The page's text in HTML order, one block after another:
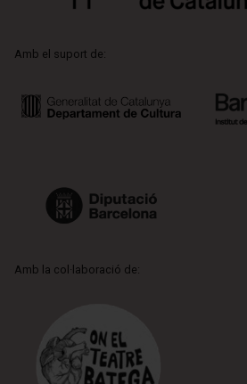
Amb el suport de:
Amb la col·laboració de: